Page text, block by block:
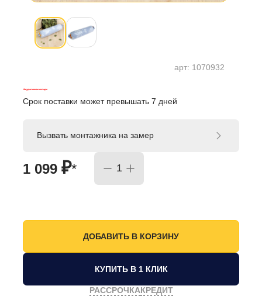
арт: 1070932
На удаленном складе
Срок поставки может превышать 7 дней
1 099 ₽*
Вызвать монтажника на замер
КУПИТЬ В 1 КЛИК
РАССРОЧКАКРЕДИТ